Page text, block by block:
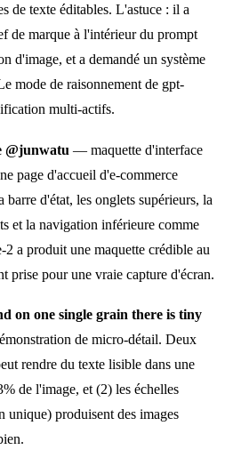
de texte éditables. L'astuce : il a
de marque à l'intérieur du prompt
d'image, et a demandé un système
mode de raisonnement de gpt-
multi-actifs.
@junwatu — maquette d'interface
page d'accueil d'e-commerce
d'état, les onglets supérieurs, la
et la navigation inférieure comme
a produit une maquette crédible au
prise pour une vraie capture d'écran.
on one single grain there is tiny
de micro-détail. Deux
rendre du texte lisible dans une
de l'image, et (2) les échelles
unique) produisent des images